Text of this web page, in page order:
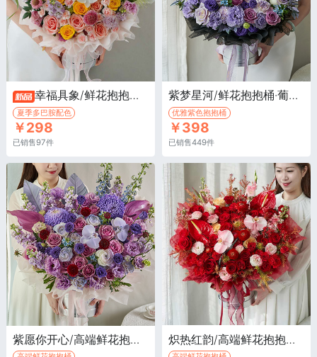
幸福具象/鲜花抱抱桶·粉玫瑰粉爱神8枝，黄玫瑰7枝，紫色紫罗兰6枝
夏季多巴胺配色
￥298
已销售97件
紫梦星河/鲜花抱抱桶·葡萄紫色牡丹菊1枝，紫色玫瑰7枝
优雅紫色抱抱桶
￥398
已销售449件
紫愿你开心/高端鲜花抱抱桶·紫色玫瑰12枝，紫色牡丹菊2枝，深紫色桔梗4枝 炽热红韵/高端鲜花抱抱桶·红玫瑰17枝，多头红玫瑰、香槟玫瑰、金红色针垫、红色腊梅、红掌、蝴蝶兰